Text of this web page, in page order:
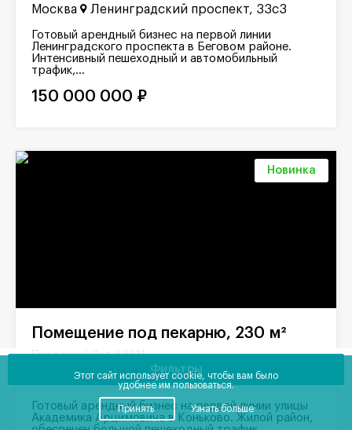
Фильтры
Москва Ленинградский проспект, 33с3
Готовый арендный бизнес на первой линии
Ленинградского проспекта в Беговом районе.
Интенсивный пешеходный и автомобильный
трафик,...
150 000 000 ₽
Новинка
Помещение под пекарню, 230 м²
Продажа |Лот 58611
Москва Академика Арцимовича, 13
Готовый арендный бизнес на первой линии улицы
Академика Арцимовича в Коньково. Жилой район,
Этот сайт использует cookie, чтобы вам было
удобнее им пользоваться.
Принять Узнать больше